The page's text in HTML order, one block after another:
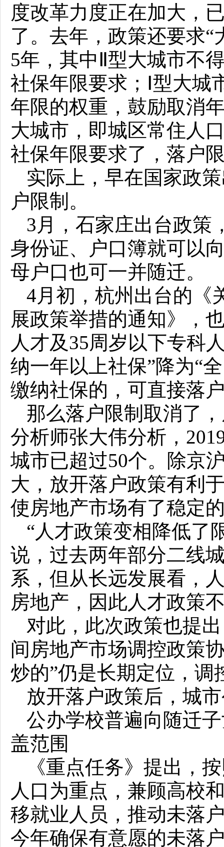
度改革力度正在加大，
了。去年，政策还要求
5年，其中Ⅱ型大城市不
社保年限要求；Ⅰ型大城
年限的权重，鼓励取消
大城市，即城区常住人
社保年限要求了，落户
实际上，早在国家政
户限制。
3月，石家庄出台政策
身份证、户口簿就可以
母户口也可一并随迁。
4月初，杭州出台的《
展政策举措的通知》，
人才及35周岁以下专科
纳一年以上社保”降为“
缴纳社保的，可直接落
那么落户限制取消了
分析师张大伟分析，
城市已超过50个。除京
大，放开落户政策有利
使房地产市场有了稳定
“人才政策变相降低了
说，过去两年部分二线
系，但从长远发展看，
房地产，因此人才政策
对此，此次政策也提
间房地产市场调控政策
炒的”仍是长期定位，
放开落户政策后，城
公办学校普遍向随迁
盖范围
《重点任务》提出，
人口为重点，兼顾高校
移就业人员，推动未落
今年确保有意愿的未落